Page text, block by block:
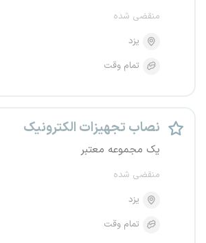
منقضی شده
یزد
تمام وقت
نصاب تجهیزات الکترونیک
یک مجموعه معتبر
منقضی شده
یزد
تمام وقت